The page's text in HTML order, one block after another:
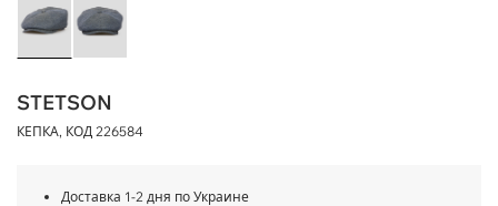
STETSON
КЕПКА, КОД 226584
Доставка 1-2 дня по Украине